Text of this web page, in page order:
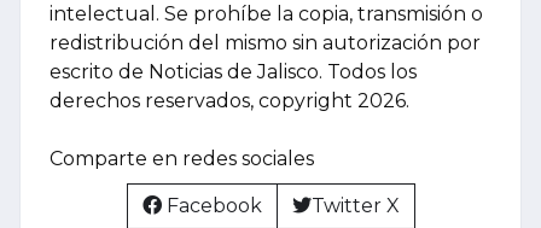
intelectual. Se prohíbe la copia, transmisión o
redistribución del mismo sin autorización por
escrito de Noticias de Jalisco. Todos los
derechos reservados, copyright 2026.
Comparte en redes sociales
Facebook Twitter X